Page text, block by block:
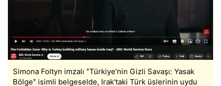
Simona Foltyn imzalı ʺTürkiye'nin Gizli Savaşı: Yasak
Bölgeʺ isimli belgeselde, Irak'taki Türk üslerinin uydu